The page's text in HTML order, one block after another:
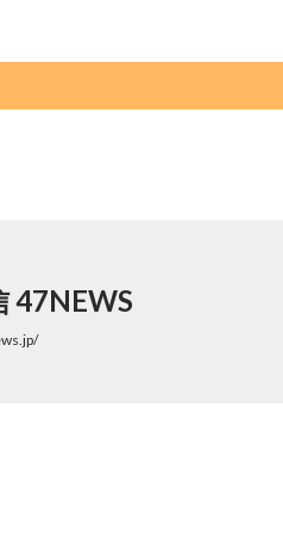
47NEWS